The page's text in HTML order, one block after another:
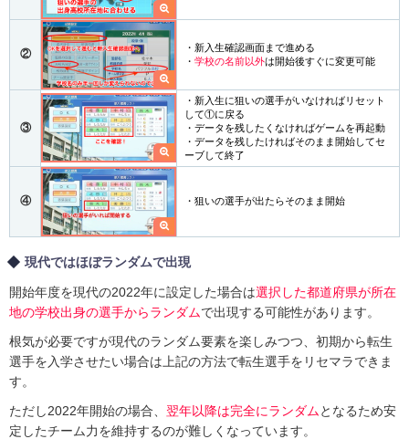
②
・新入生確認画面まで進める
・ 学校の名前以外は開始後すぐに変更可能
③
・新入生に狙いの選手がいなければリセット
して①に戻る
・データを残したくなければゲームを再起動
・データを残したければそのまま開始してセ
ーブして終了
④ ・狙いの選手が出たらそのまま開始
現代ではほぼランダムで出現
開始年度を現代の2022年に設定した場合は選択した都道府県が所在
地の学校出身の選手からランダムで出現する可能性があります。
根気が必要ですが現代のランダム要素を楽しみつつ、初期から転生
選手を入学させたい場合は上記の方法で転生選手をリセマラできま
す。
ただし2022年開始の場合、 翌年以降は完全にランダムとなるため安
定したチーム力を維持するのが難しくなっています。